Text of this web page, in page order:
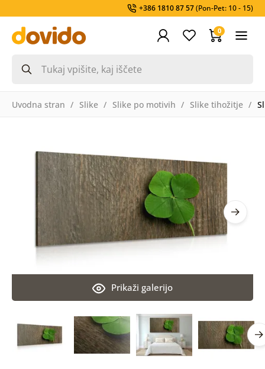
+386 1810 87 57(Pon-Pet: 10 - 15)
0
Uvodna stran Slike Slike po motivih Slike tihožitje
Prikaži galerijo